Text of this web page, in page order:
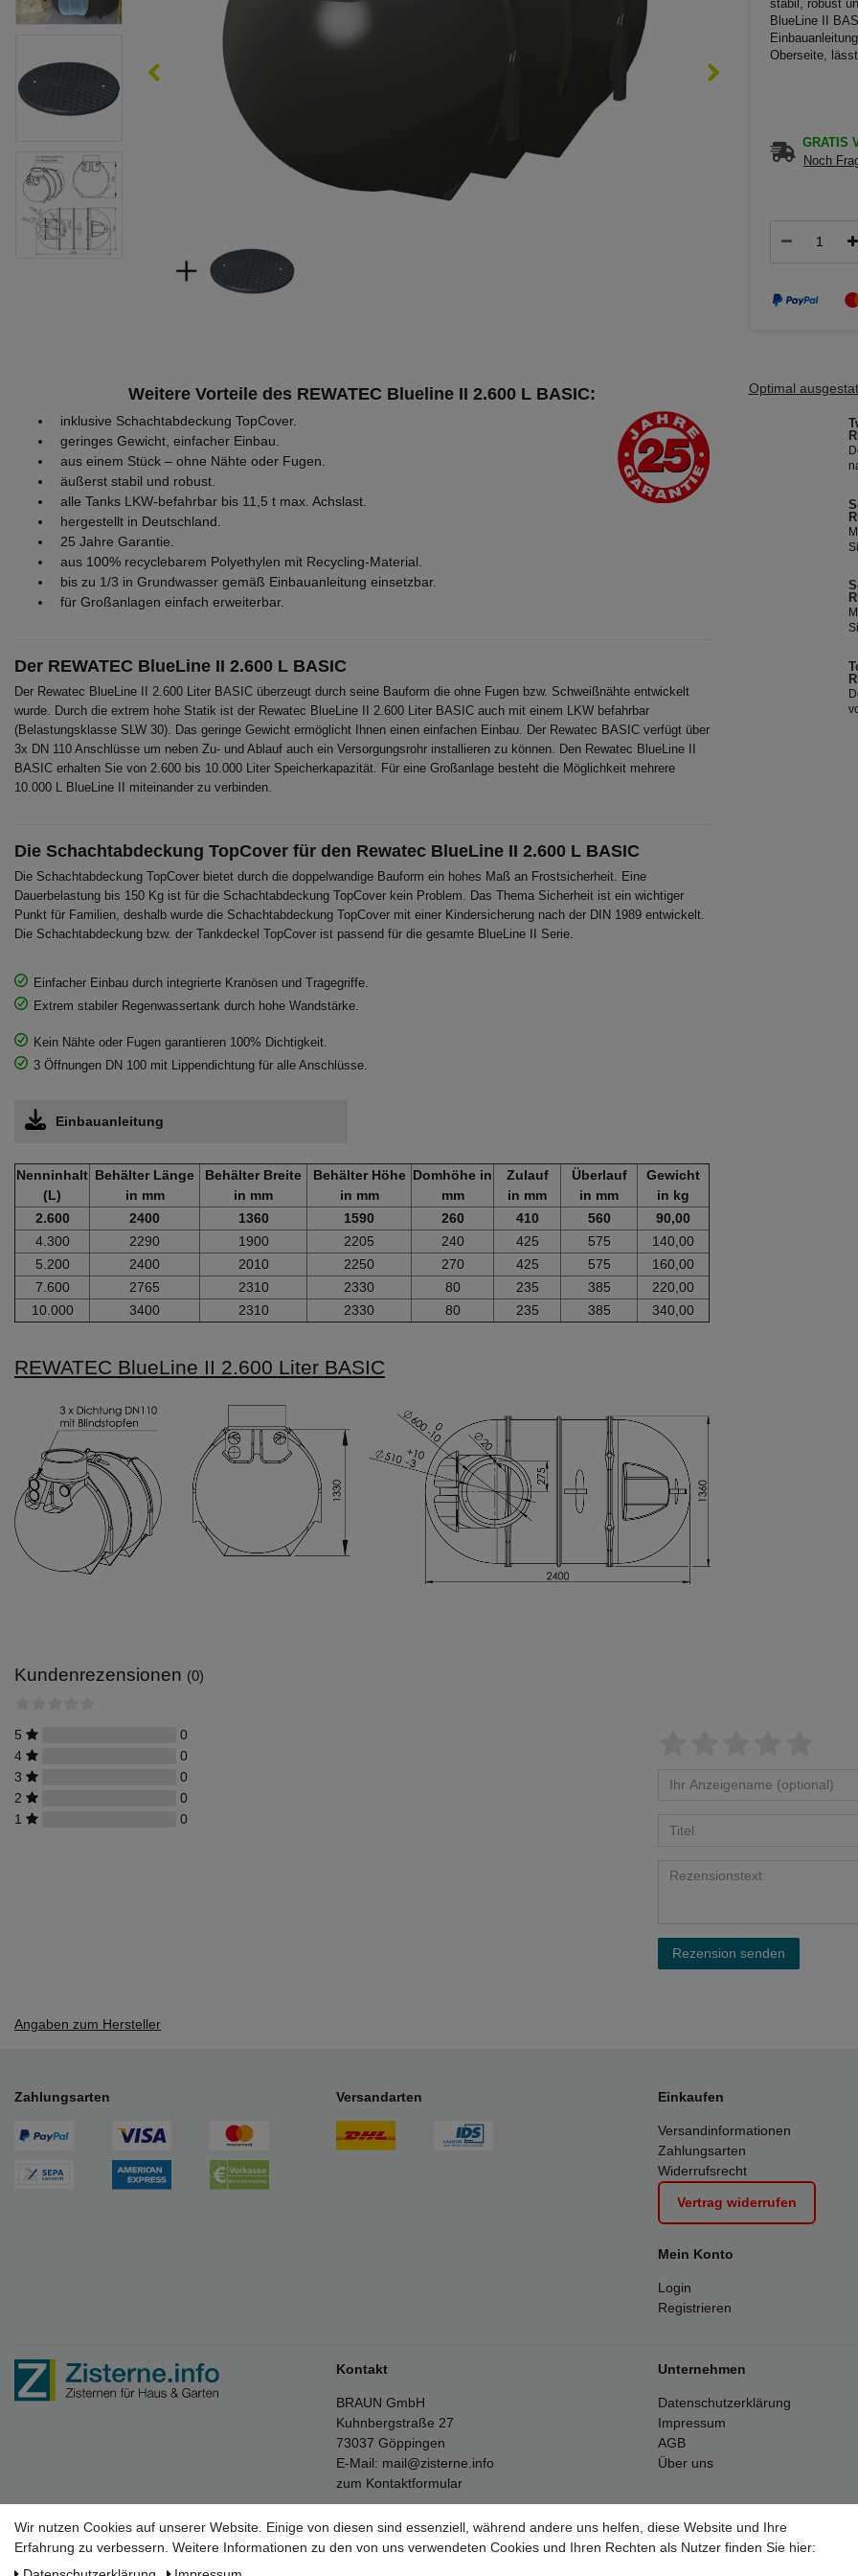
stabil, robust
BlueLine II
Oberseite,
GRATIS
Noch
Weitere Vorteile des REWATEC Blueline II 2.600 L BASIC:
inklusive Schachtabdeckung TopCover.
geringes Gewicht, einfacher Einbau.
aus einem Stück – ohne Nähte oder Fugen.
äußerst stabil und robust.
alle Tanks LKW-befahrbar bis 11,5 t max. Achslast.
hergestellt in Deutschland.
25 Jahre Garantie.
aus 100% recyclebarem Polyethylen mit Recycling-Material.
bis zu 1/3 in Grundwasser gemäß Einbauanleitung einsetzbar.
für Großanlagen einfach erweiterbar.
Der REWATEC BlueLine II 2.600 L BASIC
Der Rewatec BlueLine II 2.600 Liter BASIC überzeugt durch seine Bauform die ohne Fugen bzw. Schweißnähte entwickelt
wurde. Durch die extrem hohe Statik ist der Rewatec BlueLine II 2.600 Liter BASIC auch mit einem LKW befahrbar
(Belastungsklasse SLW 30). Das geringe Gewicht ermöglicht Ihnen einen einfachen Einbau. Der Rewatec BASIC verfügt über
3x DN 110 Anschlüsse um neben Zu- und Ablauf auch ein Versorgungsrohr installieren zu können. Den Rewatec BlueLine II
BASIC erhalten Sie von 2.600 bis 10.000 Liter Speicherkapazität. Für eine Großanlage besteht die Möglichkeit mehrere
10.000 L BlueLine II miteinander zu verbinden.
Die Schachtabdeckung TopCover für den Rewatec BlueLine II 2.600 L BASIC
Die Schachtabdeckung TopCover bietet durch die doppelwandige Bauform ein hohes Maß an Frostsicherheit. Eine
Dauerbelastung bis 150 Kg ist für die Schachtabdeckung TopCover kein Problem. Das Thema Sicherheit ist ein wichtiger
Punkt für Familien, deshalb wurde die Schachtabdeckung TopCover mit einer Kindersicherung nach der DIN 1989 entwickelt.
Die Schachtabdeckung bzw. der Tankdeckel TopCover ist passend für die gesamte BlueLine II Serie.
Einfacher Einbau durch integrierte Kranösen und Tragegriffe.
Extrem stabiler Regenwassertank durch hohe Wandstärke.
Kein Nähte oder Fugen garantieren 100% Dichtigkeit.
3 Öffnungen DN 100 mit Lippendichtung für alle Anschlüsse.
Einbauanleitung
Nenninhalt
(L)
Behälter Länge
in mm
Behälter Breite
in mm
Behälter Höhe
in mm
Domhöhe in
mm
Zulauf
in mm
Überlauf
in mm
Gewicht
in kg
2.600
2400 1360 1590 260 410 560
90,00
4.300
2290 1900 2205 240 425 575
140,00
5.200
2400 2010 2250 270 425 575
160,00
7.600
2765 2310 2330 80 235 385
220,00
10.000
3400 2310 2330 80 235 385 340,00
REWATEC BlueLine II 2.600 Liter BASIC
Optimal
Kundenrezensionen (0)
5
0
4
0
3
0
2
0
1
0
Rezension senden
Angaben zum Hersteller
Zahlungsarten Versandarten Einkaufen
Versandinformationen
Zahlungsarten
Widerrufsrecht
Vertrag widerrufen
Mein Konto
Login
Registrieren
Kontakt
BRAUN GmbH
Kuhnbergstraße 27
73037 Göppingen
E-Mail: mail@zisterne.info
zum Kontaktformular
Unternehmen
Datenschutzerklärung
Impressum
AGB
Über uns
Alle Preise inkl. 19% Mehrwertsteuer.
* Die verkauften Stückzahlen beziehen sich auf die Verkäufe in unseren Shops und
Wir nutzen Cookies auf unserer Website. Einige von diesen sind essenziell, während andere uns helfen, diese Website und Ihre
Erfahrung zu verbessern. Weitere Informationen zu den von uns verwendeten Cookies und Ihren Rechten als Nutzer finden Sie hier: